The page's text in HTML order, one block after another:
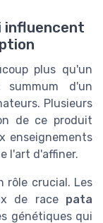
influencent
plus qu'un
d'un
Plusieurs
de ce produit
enseignements
l'art d'affiner.
rôle crucial. Les
de race pata
génétiques qui